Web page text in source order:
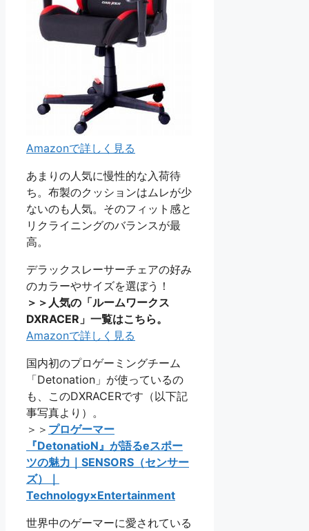
Amazonで詳しく見る
あまりの人気に慢性的な入荷待
ち。布製のクッションはムレが少
ないのも人気。そのフィット感と
リクライニングのバランスが最
高。
デラックスレーサーチェアの好み
のカラーやサイズを選ぼう！
＞＞人気の「ルームワークス
DXRACER」一覧はこちら。
Amazonで詳しく見る
国内初のプロゲーミングチーム
「Detonation」が使っているの
も、このDXRACERです（以下記
事写真より）。
＞＞ プロゲーマー
『DetonatioN』が語るeスポー
ツの魅力｜SENSORS（センサー
ズ）｜
Technology×Entertainment
世界中のゲーマーに愛されている